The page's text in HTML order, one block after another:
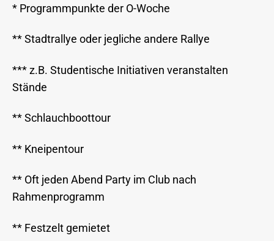
* Programmpunkte der O-Woche
** Stadtrallye oder jegliche andere Rallye
*** z.B. Studentische Initiativen veranstalten
Stände
** Schlauchboottour
** Kneipentour
** Oft jeden Abend Party im Club nach
Rahmenprogramm
** Festzelt gemietet